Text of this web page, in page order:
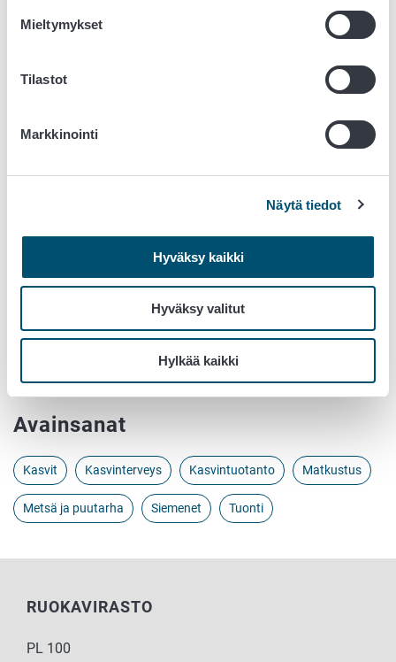
Mieltymykset
Tilastot
Markkinointi
Näytä tiedot
Hyväksy kaikki
Hyväksy valitut
Hylkää kaikki
odota ohjeistusta.
Vaihtoehtoisesti hävitä avaamaton siemenpakkaus
sisältöineen polttamalla. Siemenpakkauksia ei tule
missään tapauksessa avata tai siemeniä kylvää tai
Siementen asianmukainen tuonti on ohjeistettu
Lue lisää
Siementen tilaaminen verkosta
Tarkastaja Terhi Puisto, p. 050 562 6054
Avainsanat
Kasvit Kasvinterveys Kasvintuotanto Matkustus
Metsä ja puutarha Siemenet Tuonti
RUOKAVIRASTO
PL 100